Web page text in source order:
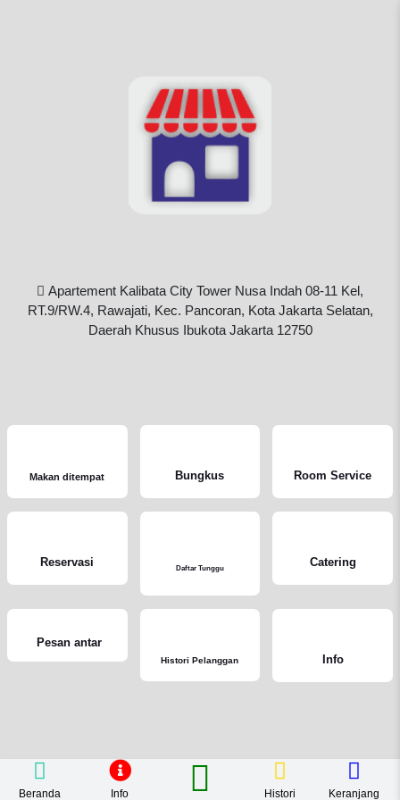
Beranda Info Histori Keranjang
Apartement Kalibata City Tower Nusa Indah 08-11 Kel,
RT.9/RW.4, Rawajati, Kec. Pancoran, Kota Jakarta Selatan,
Daerah Khusus Ibukota Jakarta 12750
Makan ditempat Bungkus Room Service
Reservasi Daftar Tunggu Catering
Pesan antar
Histori Pelanggan Info